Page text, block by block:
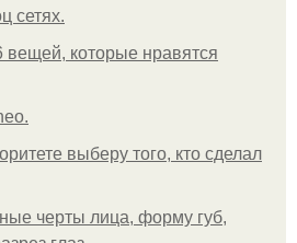
сетях.
вещей, которые нравятся
выберу того, кто сделал
черты лица, форму губ,